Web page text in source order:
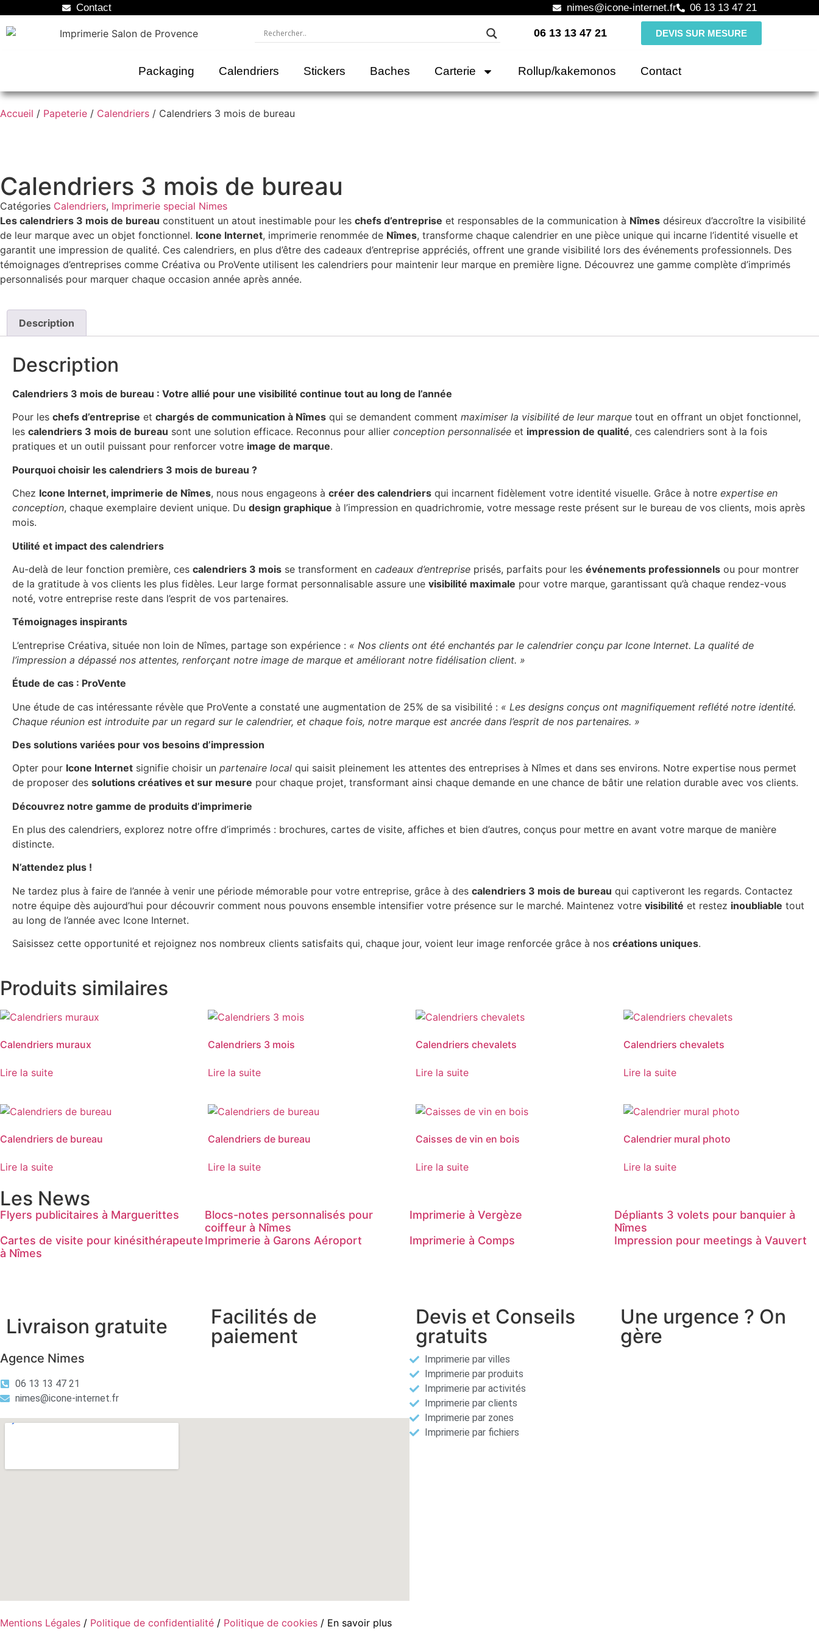
Contact nimes@icone-internet.fr 06 13 13 47 21
06 13 13 47 21 DEVIS SUR MESURE
Packaging Calendriers Stickers Baches Carterie Rollup/kakemonos Contact
Accueil / Papeterie / Calendriers / Calendriers 3 mois de bureau
Calendriers 3 mois de bureau
Catégories Calendriers, Imprimerie special Nimes
Les calendriers 3 mois de bureau constituent un atout inestimable pour les chefs d’entreprise et responsables de la communication à Nîmes désireux d’accroître la visibilité
de leur marque avec un objet fonctionnel. Icone Internet, imprimerie renommée de Nîmes, transforme chaque calendrier en une pièce unique qui incarne l’identité visuelle et
garantit une impression de qualité. Ces calendriers, en plus d’être des cadeaux d’entreprise appréciés, offrent une grande visibilité lors des événements professionnels. Des
témoignages d’entreprises comme Créativa ou ProVente utilisent les calendriers pour maintenir leur marque en première ligne. Découvrez une gamme complète d’imprimés
personnalisés pour marquer chaque occasion année après année.
Description
Description
Calendriers 3 mois de bureau : Votre allié pour une visibilité continue tout au long de l’année
Pour les chefs d’entreprise et chargés de communication à Nîmes qui se demandent comment maximiser la visibilité de leur marque tout en offrant un objet fonctionnel,
les calendriers 3 mois de bureau sont une solution efficace. Reconnus pour allier conception personnalisée et impression de qualité, ces calendriers sont à la fois
pratiques et un outil puissant pour renforcer votre image de marque.
Pourquoi choisir les calendriers 3 mois de bureau ?
Chez Icone Internet, imprimerie de Nîmes, nous nous engageons à créer des calendriers qui incarnent fidèlement votre identité visuelle. Grâce à notre expertise en
conception, chaque exemplaire devient unique. Du design graphique à l’impression en quadrichromie, votre message reste présent sur le bureau de vos clients, mois après
mois.
Utilité et impact des calendriers
Au-delà de leur fonction première, ces calendriers 3 mois se transforment en cadeaux d’entreprise prisés, parfaits pour les événements professionnels ou pour montrer
de la gratitude à vos clients les plus fidèles. Leur large format personnalisable assure une visibilité maximale pour votre marque, garantissant qu’à chaque rendez-vous
noté, votre entreprise reste dans l’esprit de vos partenaires.
Témoignages inspirants
L’entreprise Créativa, située non loin de Nîmes, partage son expérience : « Nos clients ont été enchantés par le calendrier conçu par Icone Internet. La qualité de
l’impression a dépassé nos attentes, renforçant notre image de marque et améliorant notre fidélisation client. »
Étude de cas : ProVente
Une étude de cas intéressante révèle que ProVente a constaté une augmentation de 25% de sa visibilité : « Les designs conçus ont magnifiquement reflété notre identité.
Chaque réunion est introduite par un regard sur le calendrier, et chaque fois, notre marque est ancrée dans l’esprit de nos partenaires. »
Des solutions variées pour vos besoins d’impression
Opter pour Icone Internet signifie choisir un partenaire local qui saisit pleinement les attentes des entreprises à Nîmes et dans ses environs. Notre expertise nous permet
de proposer des solutions créatives et sur mesure pour chaque projet, transformant ainsi chaque demande en une chance de bâtir une relation durable avec vos clients.
Découvrez notre gamme de produits d’imprimerie
En plus des calendriers, explorez notre offre d’imprimés : brochures, cartes de visite, affiches et bien d’autres, conçus pour mettre en avant votre marque de manière
distincte.
N’attendez plus !
Ne tardez plus à faire de l’année à venir une période mémorable pour votre entreprise, grâce à des calendriers 3 mois de bureau qui captiveront les regards. Contactez
notre équipe dès aujourd’hui pour découvrir comment nous pouvons ensemble intensifier votre présence sur le marché. Maintenez votre visibilité et restez inoubliable tout
au long de l’année avec Icone Internet.
Saisissez cette opportunité et rejoignez nos nombreux clients satisfaits qui, chaque jour, voient leur image renforcée grâce à nos créations uniques.
Produits similaires
Calendriers muraux
Lire la suite
Calendriers 3 mois
Lire la suite
Calendriers chevalets
Lire la suite
Calendriers chevalets
Lire la suite
Calendriers de bureau
Lire la suite
Calendriers de bureau
Lire la suite
Caisses de vin en bois
Lire la suite
Calendrier mural photo
Lire la suite
Les News
Flyers publicitaires à Marguerittes
Blocs-notes personnalisés pour
coiffeur à Nîmes
Imprimerie à Vergèze
Dépliants 3 volets pour banquier à
Nîmes
Cartes de visite pour kinésithérapeute
à Nîmes
Imprimerie à Garons Aéroport Imprimerie à Comps Impression pour meetings à Vauvert
Livraison gratuite
Facilités de
paiement
Devis et Conseils
gratuits
Une urgence ? On
gère
Agence Nimes
06 13 13 47 21
nimes@icone-internet.fr
Imprimerie par villes
Imprimerie par produits
Imprimerie par activités
Imprimerie par clients
Imprimerie par zones
Imprimerie par fichiers
Mentions Légales / Politique de confidentialité / Politique de cookies / En savoir plus